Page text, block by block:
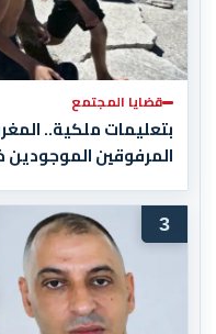
قضايا المجتمع
بتعليمات ملكية..
المرفوقين الموجودين
3